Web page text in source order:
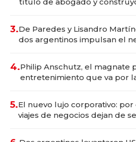
3.De Paredes y Lisandro
dos argentinos impulsan el
4.Philip Anschutz, el magnate
entretenimiento que va por
5.El nuevo lujo corporativo:
viajes de negocios dejan de